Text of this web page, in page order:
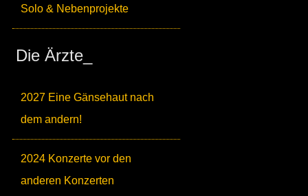
Solo & Nebenprojekte
Die Ärzte_
2027 Eine Gänsehaut nach
dem andern!
2024 Konzerte vor den
anderen Konzerten